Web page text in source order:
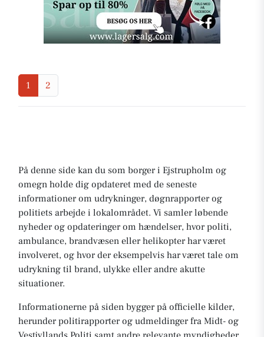
1 2
På denne side kan du som borger i Ejstrupholm og
omegn holde dig opdateret med de seneste
informationer om udrykninger, døgnrapporter og
politiets arbejde i lokalområdet. Vi samler løbende
nyheder og opdateringer om hændelser, hvor politi,
ambulance, brandvæsen eller helikopter har været
involveret, og hvor der eksempelvis har været tale om
udrykning til brand, ulykke eller andre akutte
situationer.
Informationerne på siden bygger på officielle kilder,
herunder politirapporter og udmeldinger fra Midt- og